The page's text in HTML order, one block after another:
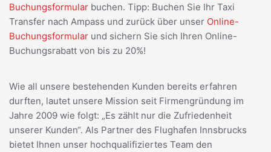
Buchungsformular buchen. Tipp: Buchen Sie Ihr Taxi
Transfer nach Ampass und zurück über unser Online-
Buchungsformular und sichern Sie sich Ihren Online-
Buchungsrabatt von bis zu 20%!
Wie all unsere bestehenden Kunden bereits erfahren
durften, lautet unsere Mission seit Firmengründung im
Jahre 2009 wie folgt: „Es zählt nur die Zufriedenheit
unserer Kunden“. Als Partner des Flughafen Innsbrucks
bietet Ihnen unser hochqualifiziertes Team den